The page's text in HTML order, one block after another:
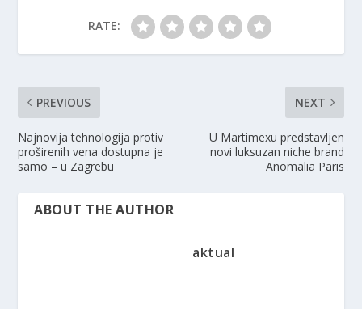
RATE:
PREVIOUS
Najnovija tehnologija protiv
proširenih vena dostupna je
samo – u Zagrebu
NEXT
U Martimexu predstavljen
novi luksuzan niche brand
Anomalia Paris
ABOUT THE AUTHOR
aktual